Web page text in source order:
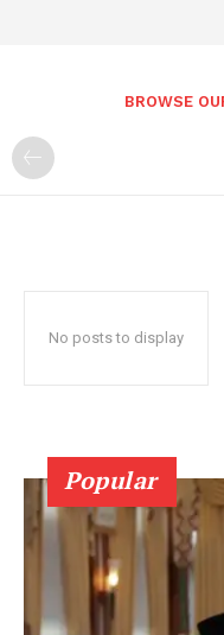
BROWSE
No posts to display
Popular